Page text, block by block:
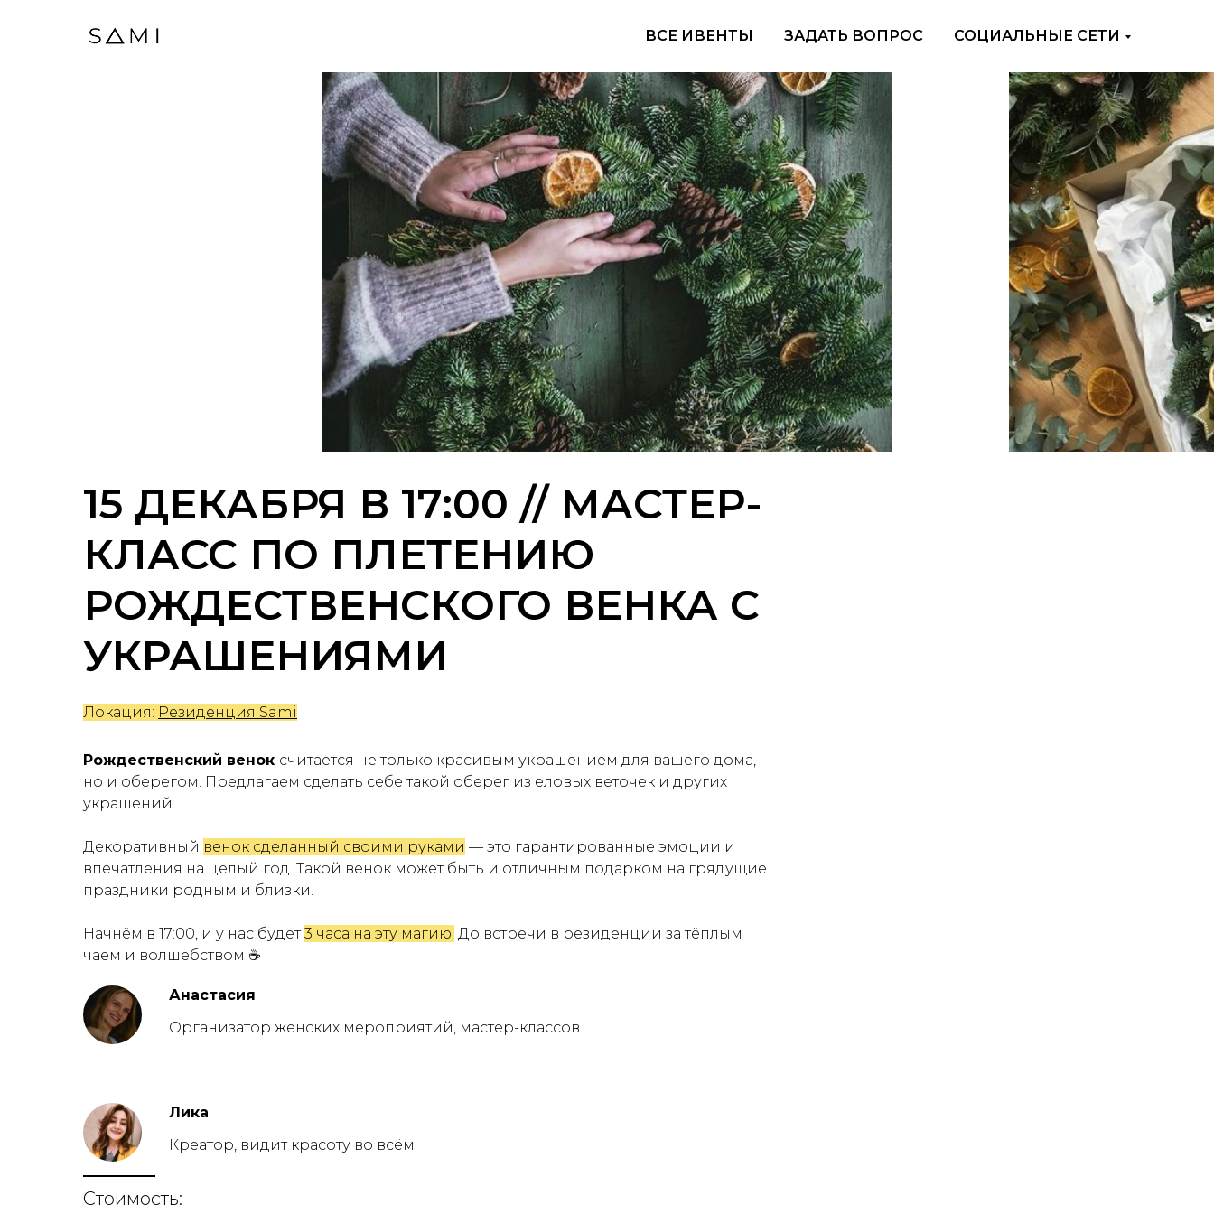
ВСЕ ИВЕНТЫ ЗАДАТЬ ВОПРОС СОЦИАЛЬНЫЕ СЕТИ
15 ДЕКАБРЯ В 17:00 // МАСТЕР-
КЛАСС ПО ПЛЕТЕНИЮ
РОЖДЕСТВЕНСКОГО ВЕНКА С
УКРАШЕНИЯМИ
Локация: Резиденция Sami
Рождественский венок считается не только красивым украшением для вашего дома,
но и оберегом. Предлагаем сделать себе такой оберег из еловых веточек и других
украшений.
Декоративный венок сделанный своими руками — это гарантированные эмоции и
впечатления на целый год. Такой венок может быть и отличным подарком на грядущие
праздники родным и близки.
Начнём в 17:00, и у нас будет3 часа на эту магию. До встречи в резиденции за тёплым
чаем и волшебством ☕️
Анастасия
Организатор женских мероприятий, мастер-классов.
Лика
Креатор, видит красоту во всём
Стоимость: